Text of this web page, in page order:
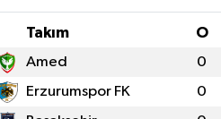
Takım O
Amed 0
Erzurumspor FK 0